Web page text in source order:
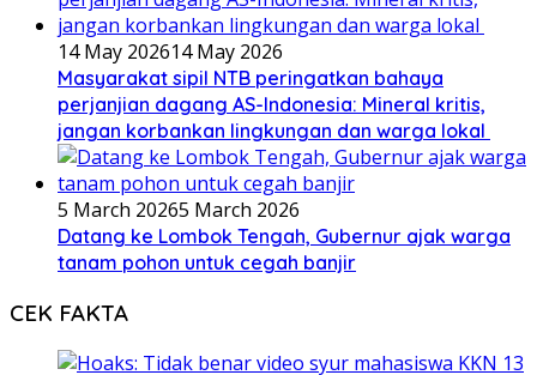
14 May 202614 May 2026
Masyarakat sipil NTB peringatkan bahaya
perjanjian dagang AS-Indonesia: Mineral kritis,
jangan korbankan lingkungan dan warga lokal
5 March 20265 March 2026
Datang ke Lombok Tengah, Gubernur ajak warga
tanam pohon untuk cegah banjir
CEK FAKTA